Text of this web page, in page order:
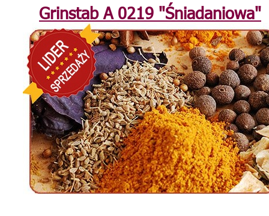
Grinstab А 0219 "Śniadaniowa"